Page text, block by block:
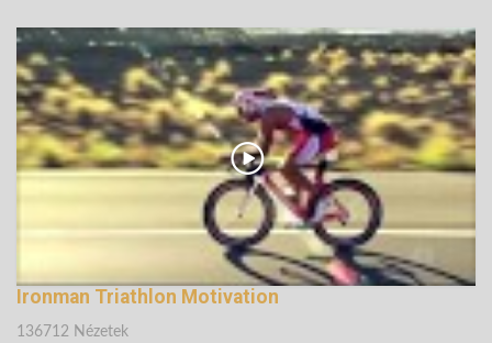
Ironman Triathlon Motivation
136712 Nézetek